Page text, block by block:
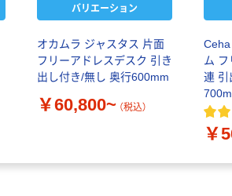
バリエーション
オカムラ ジャスタス 片面
フリーアドレスデスク 引き
出し付き/無し 奥行600mm
￥60,800~ （税込）
ム フ
連 引
￥